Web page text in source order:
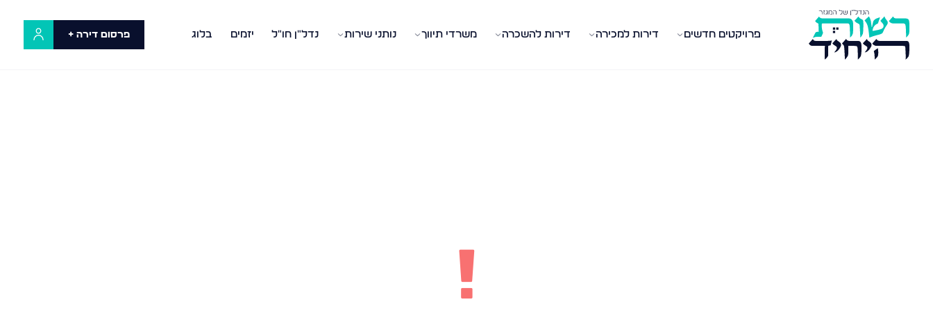
פרויקטים חדשים דירות למכירה דירות להשכרה משרדי תיווך נותני שירות נדל"ן חו"ל יזמים בלוג פרסום דירה +
!